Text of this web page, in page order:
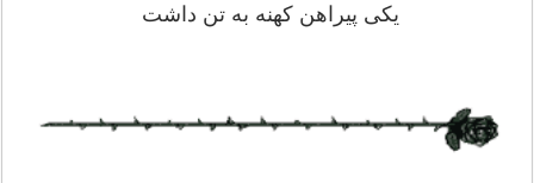
یکى پیراهن کهنه به تن داشت